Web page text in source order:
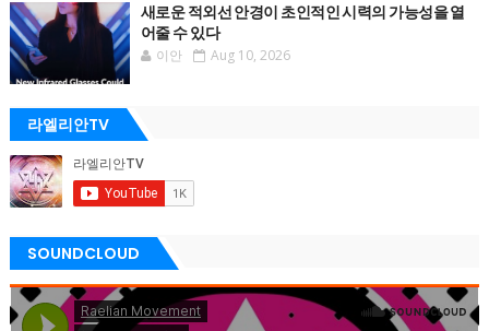
새로운 적외선 안경이 초인적인 시력의 가능성을 열
어줄 수 있다
이안 Aug 10, 2026
라엘리안TV
SOUNDCLOUD